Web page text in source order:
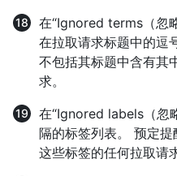
在“Ignored terms（忽
在拉取请求标题中的逗
不包括其标题中含有其
求。
在“Ignored labels（忽
隔的标签列表。 预定
这些标签的任何拉取请